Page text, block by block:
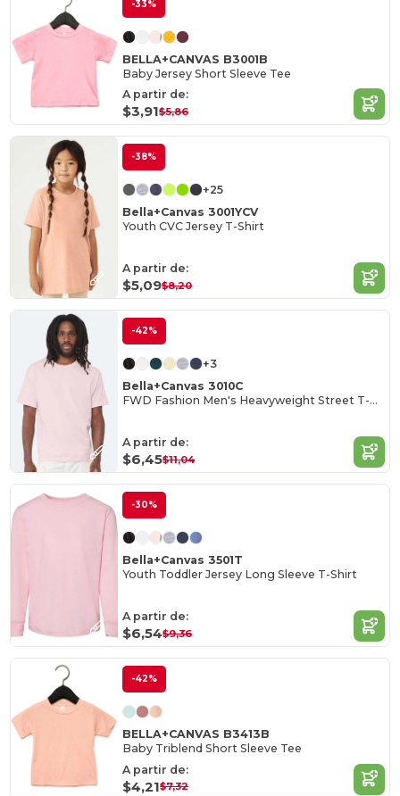
-33%
BELLA+CANVAS B3001B
Baby Jersey Short Sleeve Tee
A partir de:
$3,91$5,86
-38%
+25
Bella+Canvas 3001YCV
Youth CVC Jersey T-Shirt
A partir de:
$5,09$8,20
-42%
+3
Bella+Canvas 3010C
FWD Fashion Men's Heavyweight Street T-Shirt
A partir de:
$6,45$11,04
-30%
Bella+Canvas 3501T
Youth Toddler Jersey Long Sleeve T-Shirt
A partir de:
$6,54$9,36
-42%
BELLA+CANVAS B3413B
Baby Triblend Short Sleeve Tee
A partir de:
$4,21$7,32